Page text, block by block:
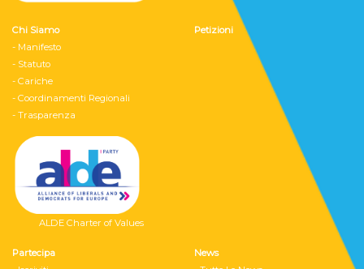
Chi Siamo
- Manifesto
- Statuto
- Cariche
- Coordinamenti Regionali
- Trasparenza
ALDE Charter of Values
Petizioni
Partecipa
News